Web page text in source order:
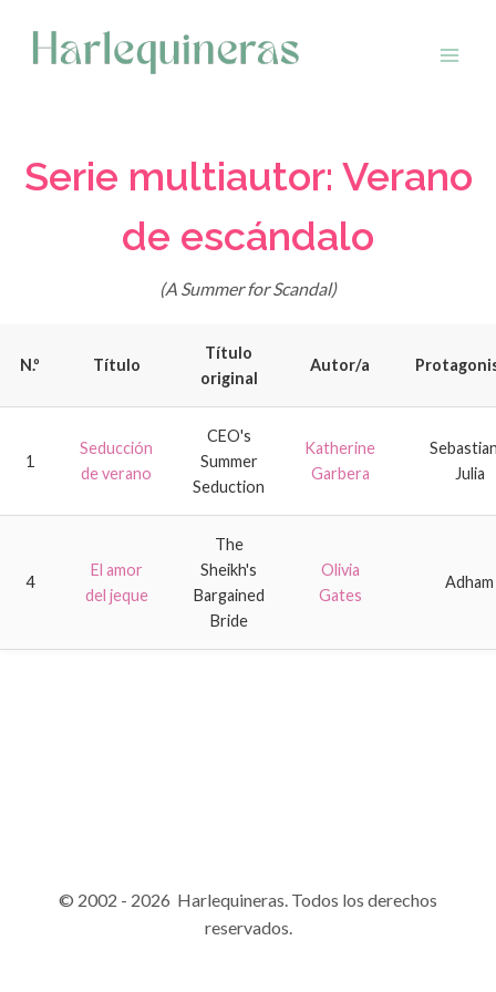
contenido
Serie multiautor: Verano
de escándalo
(A Summer for Scandal)
N.º Título
Título
original
Autor/a
1
Seducción
de verano
CEO's
Summer
Seduction
Katherine
Garbera
Julia
4
El amor
del jeque
The
Sheikh's
Bargained
Bride
Olivia
Gates
Adham
© 2002 - 2026 Harlequineras. Todos los derechos
reservados.